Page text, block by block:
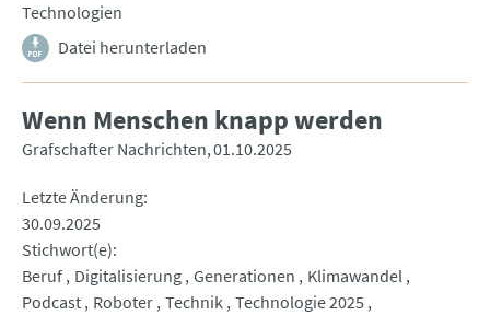
Technologien
Datei herunterladen
Wenn Menschen knapp werden
Grafschafter Nachrichten 01.10.2025
Letzte Änderung
30.09.2025
Stichwort(e)
Beruf Digitalisierung Generationen
Klimawandel
Podcast Roboter Technik Technologie 2025